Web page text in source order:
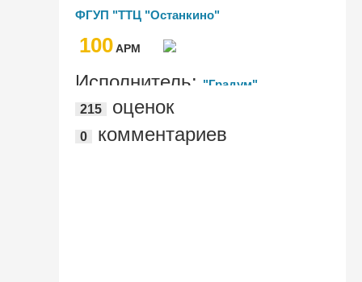
документами крупнейшего
телевизионного центра Европы на базе
"1С:Документооборот КОРП"
ФГУП "ТТЦ "Останкино"
100AРМ
Исполнитель: "Градум"
215
оценок
0 комментариев